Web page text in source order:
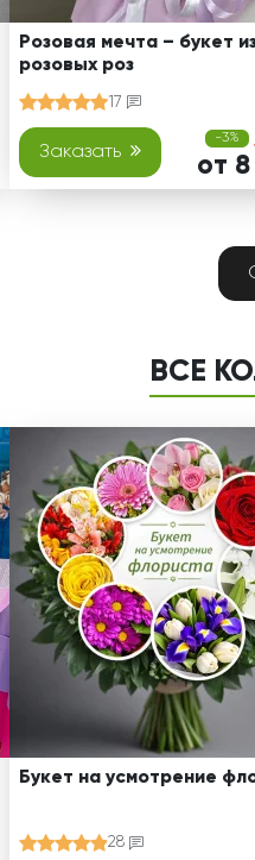
Розовая мечта – букет
розовых роз
17
Заказать
-3%
от
ВСЕ
Букет на усмотрение
28